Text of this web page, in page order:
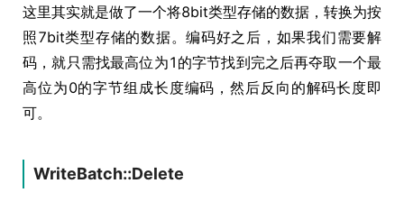
这里其实就是做了一个将8bit类型存储的数据，转换为按
照7bit类型存储的数据。编码好之后，如果我们需要解
码，就只需找最高位为1的字节找到完之后再夺取一个最
高位为0的字节组成长度编码，然后反向的解码长度即
可。
WriteBatch::Delete